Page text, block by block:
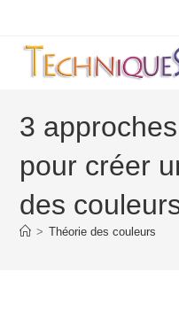
content
3
pour créer
des
> Théorie des couleurs